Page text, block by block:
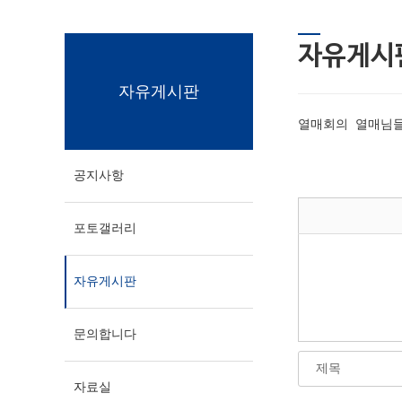
자유게시판
공지사항
포토갤러리
자유게시판
문의합니다
자료실
자유게시
열매회의 열매님